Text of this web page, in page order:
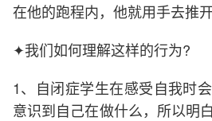
在他的跑程内，他就用手去推开
✦我们如何理解这样的行为?
1、自闭症学生在感受自我时
意识到自己在做什么，所以明